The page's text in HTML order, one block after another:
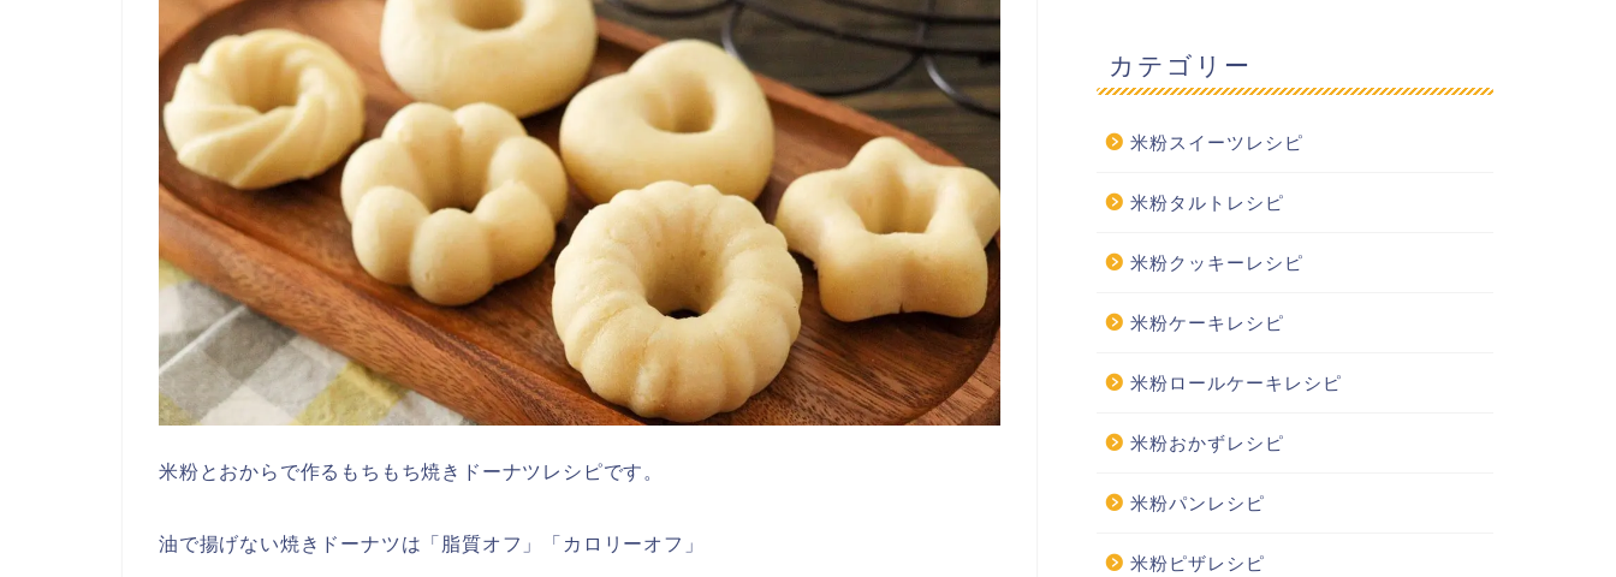
米粉とおからで作るもちもち焼きドーナツレシピです。
油で揚げない焼きドーナツは「脂質オフ」「カロリーオフ」
カテゴリー
米粉スイーツレシピ
米粉タルトレシピ
米粉クッキーレシピ
米粉ケーキレシピ
米粉ロールケーキレシピ
米粉おかずレシピ
米粉パンレシピ
米粉ピザレシピ